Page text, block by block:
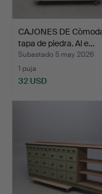
CAJONES DE
tapa de piedra. Al e…
Subastado 5 may 2026
1 puja
32 USD